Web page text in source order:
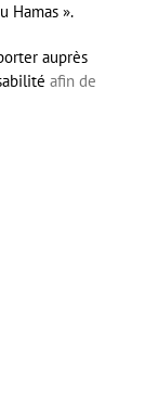
Hamas ».
auprès
afin de